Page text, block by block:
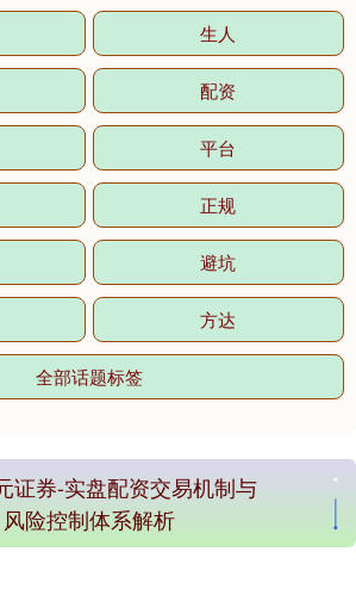
生人
配资
平台
正规
避坑
方达
全部话题标签
证券-实盘配资交易机制与
风险控制体系解析